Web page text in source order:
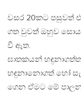
වසර 20කට පසුවත්
ගත වුවත් ඔහුව
වී ඇත.
ඝාතකයන්
හඳුනානොගත් හෝ
ගෙන ඒමට මේ